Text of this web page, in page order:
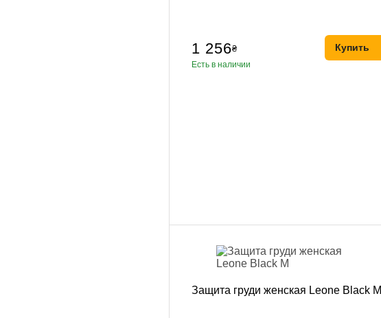
1 256₴
Есть в наличии
Купить
Защита груди женская Leone Black M